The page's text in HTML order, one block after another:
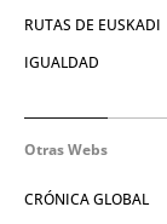
RUTAS DE EUSKADI
IGUALDAD
Otras Webs
CRÓNICA GLOBAL